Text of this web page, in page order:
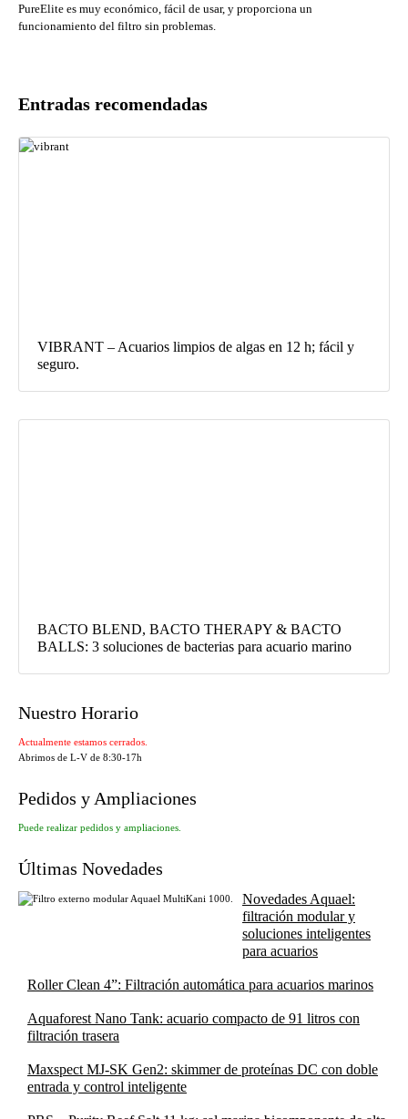
PureElite es muy económico, fácil de usar, y proporciona un
funcionamiento del filtro sin problemas.
Entradas recomendadas
VIBRANT – Acuarios limpios de algas en 12 h; fácil y
seguro.
BACTO BLEND, BACTO THERAPY & BACTO
BALLS: 3 soluciones de bacterias para acuario marino
Nuestro Horario
Actualmente estamos cerrados.
Abrimos de L-V de 8:30-17h
Pedidos y Ampliaciones
Puede realizar pedidos y ampliaciones.
Últimas Novedades
Novedades Aquael:
filtración modular y
soluciones inteligentes
para acuarios
Roller Clean 4”: Filtración automática para acuarios marinos
Aquaforest Nano Tank: acuario compacto de 91 litros con
filtración trasera
Maxspect MJ-SK Gen2: skimmer de proteínas DC con doble
entrada y control inteligente